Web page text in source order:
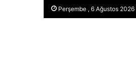
Perşembe , 6 Ağustos 2026